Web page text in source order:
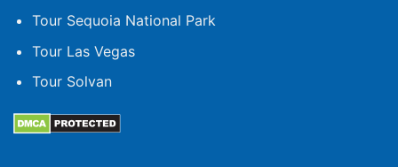
Tour Sequoia National Park
Tour Las Vegas
Tour Solvan